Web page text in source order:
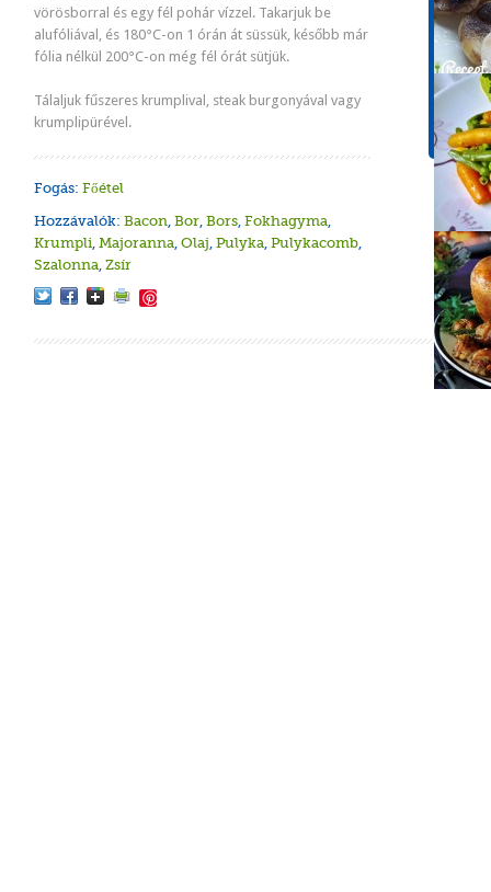
vörösborral és egy fél pohár vízzel. Takarjuk be
alufóliával, és 180°C-on 1 órán át süssük, később már
fólia nélkül 200°C-on még fél órát sütjük.
Tálaljuk fűszeres krumplival, steak burgonyával vagy
krumplipürével.
Fogás: Főétel
Hozzávalók: Bacon, Bor, Bors, Fokhagyma,
Krumpli, Majoranna, Olaj, Pulyka, Pulykacomb,
Szalonna, Zsír
1
900
7.7g